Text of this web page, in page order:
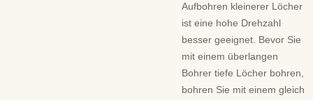
Aufbohren kleinerer Löcher
ist eine hohe Drehzahl
besser geeignet. Bevor Sie
mit einem überlangen
Bohrer tiefe Löcher bohren,
bohren Sie mit einem gleich